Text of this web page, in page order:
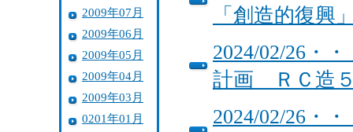
2009年07月
2009年06月
2009年05月
2009年04月
2009年03月
0201年01月
「創造的復興
2024/02/26・
計画 ＲＣ造
2024/02/26・